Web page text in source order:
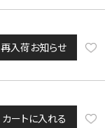
再入荷お知らせ
カートに入れる